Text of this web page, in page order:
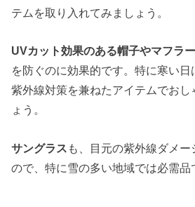
テムを取り入れてみましょう。
UVカット効果のある帽子やマフラー
を防ぐのに効果的です。特に寒い日
紫外線対策を兼ねたアイテムでおし
ょう。
サングラス も、目元の紫外線ダメ
ので、特に雪の多い地域では必需品